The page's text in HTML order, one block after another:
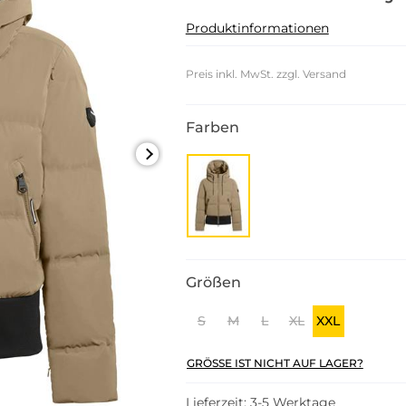
Produktinformationen
Preis inkl. MwSt. zzgl. Versand
Farben
Größen
S M L XL XXL
GRÖSSE IST NICHT AUF LAGER?
Lieferzeit: 3-5 Werktage